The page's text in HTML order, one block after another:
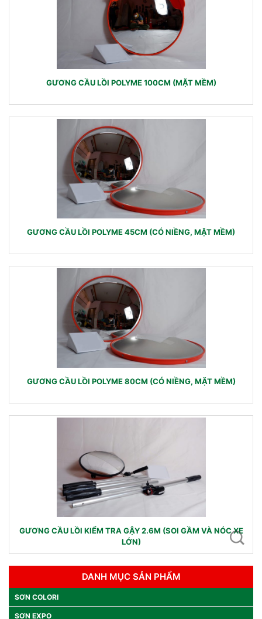
GƯƠNG CẦU LỒI POLYME 100CM (MẶT MỀM)
GƯƠNG CẦU LỒI POLYME 45CM (CÓ NIỀNG, MẶT MỀM)
GƯƠNG CẦU LỒI POLYME 80CM (CÓ NIỀNG, MẶT MỀM)
GƯƠNG CẦU LỒI KIỂM TRA GẬY 2.6M (SOI GẦM VÀ NÓC XE
LỚN)
DANH MỤC SẢN PHẨM
SƠN COLORI
SƠN EXPO